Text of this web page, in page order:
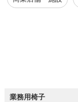
業務用椅子